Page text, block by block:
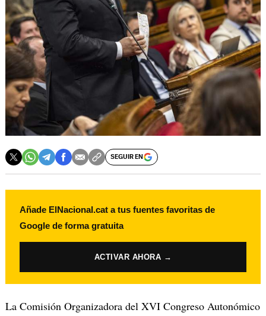
SEGUIR EN
Añade ElNacional.cat a tus fuentes favoritas de
Google de forma gratuita
ACTIVAR AHORA →
La Comisión Organizadora del XVI Congreso Autonómico